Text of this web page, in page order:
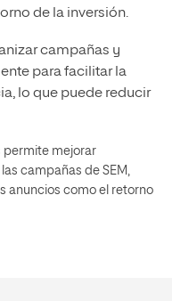
de la inversión.
campañas y
para facilitar la
lo que puede reducir
permite mejorar
campañas de SEM,
anuncios como el retorno